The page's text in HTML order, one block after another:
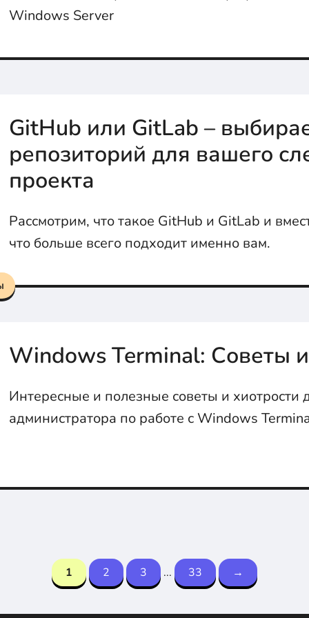
Windows Server
GitHub или GitLab –
репозиторий для вашего
проекта
Рассмотрим, что такое GitHub и GitLab и
что больше всего подходит именно вам.
Windows Terminal: Советы
Интересные и полезные советы и хиотрости
администратора по работе с Windows
1 2 3 ... 33 →